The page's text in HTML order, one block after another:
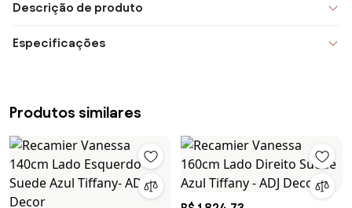
Descrição de produto
Especificações
Produtos similares